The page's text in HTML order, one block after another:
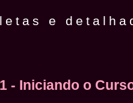
e
- Iniciando o